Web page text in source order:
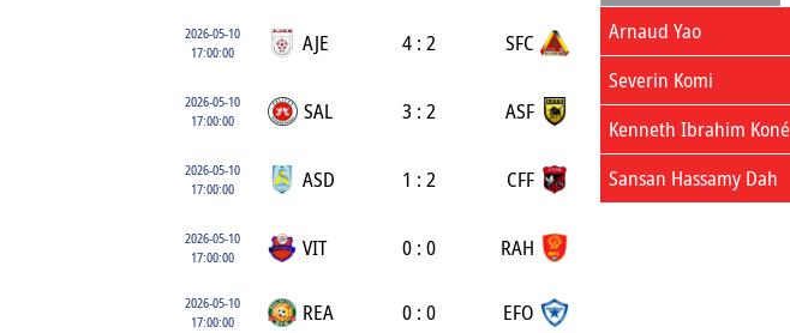
2026-05-10
17:00:00
AJE 4 : 2 SFC
2026-05-10
17:00:00
SAL 3 : 2 ASF
2026-05-10
17:00:00
ASD 1 : 2 CFF
2026-05-10
17:00:00
VIT 0 : 0 RAH
2026-05-10
17:00:00
REA 0 : 0 EFO
Arnaud Yao
Severin Komi
Kenneth Ibrahim Koné
Sansan Hassamy Dah